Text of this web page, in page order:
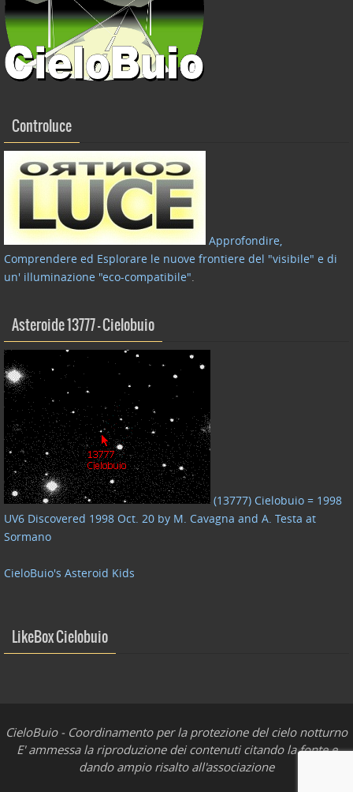
Controluce
Approfondire,
Comprendere ed Esplorare le nuove frontiere del "visibile" e di
un' illuminazione "eco-compatibile".
Asteroide 13777 – Cielobuio
(13777) Cielobuio = 1998
UV6 Discovered 1998 Oct. 20 by M. Cavagna and A. Testa at
Sormano
CieloBuio's Asteroid Kids
LikeBox Cielobuio
CieloBuio - Coordinamento per la protezione del cielo notturno
E' ammessa la riproduzione dei contenuti citando la fonte e
dando ampio risalto all'associazione